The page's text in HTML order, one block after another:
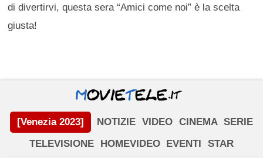
di divertirvi, questa sera “Amici come noi” è la scelta
giusta!
[Venezia 2023] NOTIZIE VIDEO CINEMA SERIE
TELEVISIONE
HOMEVIDEO EVENTI STAR